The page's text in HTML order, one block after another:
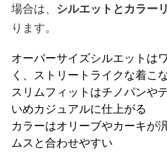
場合は、 シルエットとカラー
ります。
オーバーサイズシルエットは
く、ストリートライクな着こ
スリムフィットはチノパンや
いめカジュアルに仕上がる
カラーはオリーブやカーキが
ムスと合わせやすい